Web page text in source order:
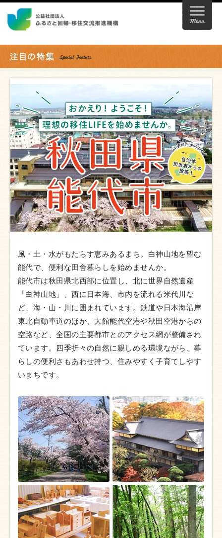
風・土・水がもたらす恵みあるまち。白神山地を望む
能代で、便利な田舎暮らしを始めませんか。
能代市は秋田県北西部に位置し、北に世界自然遺産
「白神山地」、西に日本海、市内を流れる米代川な
ど、海・山・川に囲まれています。鉄道や日本海沿岸
東北自動車道のほか、大館能代空港や秋田空港からの
空路など、全国の主要都市とのアクセス網が整備され
ています。四季折々の自然に親しめる環境ながら、暮
らしの便利さもあわせ持つ、住みやすく子育てしやす
いまちです。